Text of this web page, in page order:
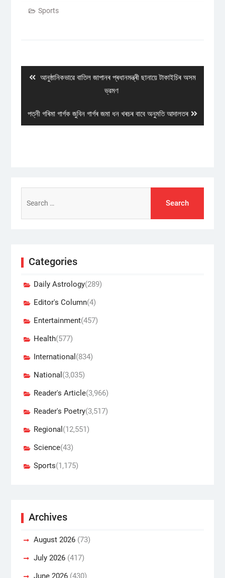
Sports
Previous
আনুষ্ঠানিকভাৱে বাতিল জাপানৰ প্ৰধানমন্ত্ৰী ছানায়ে টাকাইচিৰ অসম
ভ্রমণ
Next
post:
পত্নী গৰিমা গাৰ্গক জুবিন গাৰ্গৰ জমা ধন খৰচৰ বাবে অনুমতি আদালতৰ
for:
Categories
Daily Astrology(289)
Editor's Column(4)
Entertainment(457)
Health(577)
International (834)
National (3,035)
Reader's Article(3,966)
Reader's Poetry(3,517)
Regional (12,551)
Science(43)
Sports(1,175)
Archives
August 2026(73)
July 2026(417)
June 2026(430)